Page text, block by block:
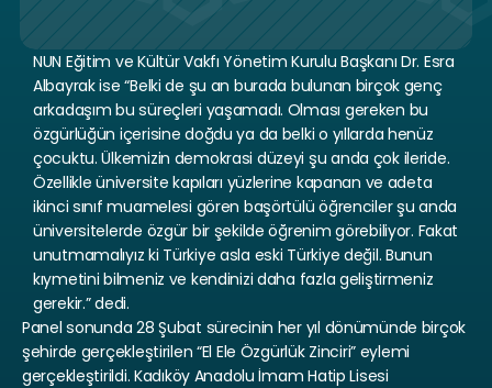
NUN Eğitim ve Kültür Vakfı Yönetim Kurulu Başkanı Dr. Esra
Albayrak ise “Belki de şu an burada bulunan birçok genç
arkadaşım bu süreçleri yaşamadı. Olması gereken bu
özgürlüğün içerisine doğdu ya da belki o yıllarda henüz
çocuktu. Ülkemizin demokrasi düzeyi şu anda çok ileride.
Özellikle üniversite kapıları yüzlerine kapanan ve adeta
ikinci sınıf muamelesi gören başörtülü öğrenciler şu anda
üniversitelerde özgür bir şekilde öğrenim görebiliyor. Fakat
unutmamalıyız ki Türkiye asla eski Türkiye değil. Bunun
kıymetini bilmeniz ve kendinizi daha fazla geliştirmeniz
gerekir.” dedi.
Panel sonunda 28 Şubat sürecinin her yıl dönümünde birçok
şehirde gerçekleştirilen “El Ele Özgürlük Zinciri” eylemi
gerçekleştirildi. Kadıköy Anadolu İmam Hatip Lisesi